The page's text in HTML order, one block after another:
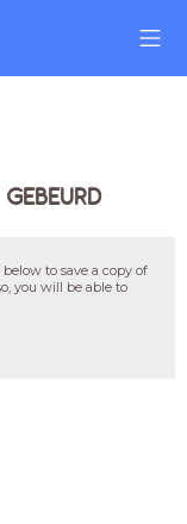
to save a copy of
you will be able to